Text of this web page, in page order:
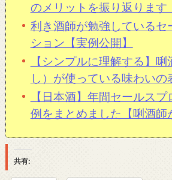
のメリットを振り返ります
利き酒師が勉強しているセ
ション【実例公開】
【シンプルに理解する】
し）が使っている味わいの
【日本酒】年間セールス
例をまとめました【唎酒師
共有: